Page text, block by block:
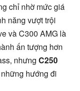
chỉ nhờ mức giá
năng vượt trội
và C300 AMG là
ấn tượng hơn
nhưng C250
hướng đi